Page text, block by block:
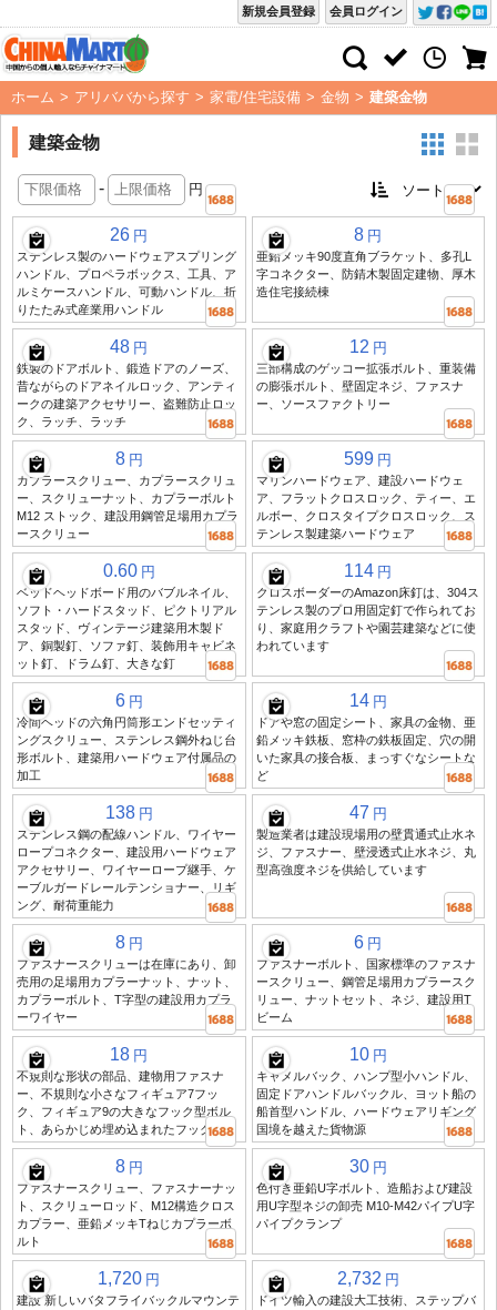
会員ログイン
新規会員登録
ホーム > アリババから探す > 家電/住宅設備 > 金物 > 建築金物
建築金物
- 円
26 円
ステンレス製のハードウェアスプリング
ハンドル、プロペラボックス、工具、ア
ルミケースハンドル、可動ハンドル、折
りたたみ式産業用ハンドル
8 円
亜鉛メッキ90度直角ブラケット、多孔L
字コネクター、防錆木製固定建物、厚木
造住宅接続棟
48 円
鉄製のドアボルト、鍛造ドアのノーズ、
昔ながらのドアネイルロック、アンティ
ークの建築アクセサリー、盗難防止ロッ
ク、ラッチ、ラッチ
12 円
三部構成のゲッコー拡張ボルト、重装備
の膨張ボルト、壁固定ネジ、ファスナ
ー、ソースファクトリー
8 円
カプラースクリュー、カプラースクリュ
ー、スクリューナット、カプラーボルト
M12 ストック、建設用鋼管足場用カプラ
ースクリュー
599 円
マリンハードウェア、建設ハードウェ
ア、フラットクロスロック、ティー、エ
ルボー、クロスタイプクロスロック、ス
テンレス製建築ハードウェア
0.60 円
ベッドヘッドボード用のバブルネイル、
ソフト・ハードスタッド、ピクトリアル
スタッド、ヴィンテージ建築用木製ド
ア、銅製釘、ソファ釘、装飾用キャビネ
ット釘、ドラム釘、大きな釘
114 円
クロスボーダーのAmazon床釘は、304ス
テンレス製のプロ用固定釘で作られてお
り、家庭用クラフトや園芸建築などに使
われています
6 円
冷間ヘッドの六角円筒形エンドセッティ
ングスクリュー、ステンレス鋼外ねじ台
形ボルト、建築用ハードウェア付属品の
加工
14 円
ドアや窓の固定シート、家具の金物、亜
鉛メッキ鉄板、窓枠の鉄板固定、穴の開
いた家具の接合板、まっすぐなシートな
ど
138 円
ステンレス鋼の配線ハンドル、ワイヤー
ロープコネクター、建設用ハードウェア
アクセサリー、ワイヤーロープ継手、ケ
ーブルガードレールテンショナー、リギ
ング、耐荷重能力
47 円
製造業者は建設現場用の壁貫通式止水ネ
ジ、ファスナー、壁浸透式止水ネジ、丸
型高強度ネジを供給しています
8 円
ファスナースクリューは在庫にあり、卸
売用の足場用カプラーナット、ナット、
カプラーボルト、T字型の建設用カプラ
ーワイヤー
6 円
ファスナーボルト、国家標準のファスナ
ースクリュー、鋼管足場用カプラースク
リュー、ナットセット、ネジ、建設用T
ビーム
18 円
不規則な形状の部品、建物用ファスナ
ー、不規則な小さなフィギュア7フッ
ク、フィギュア9の大きなフック型ボル
ト、あらかじめ埋め込まれたフック
10 円
キャメルバック、ハンプ型小ハンドル、
固定ドアハンドルバックル、ヨット船の
船首型ハンドル、ハードウェアリギング
国境を越えた貨物源
8 円
ファスナースクリュー、ファスナーナッ
ト、スクリューロッド、M12構造クロス
カプラー、亜鉛メッキTねじカプラーボ
ルト
30 円
色付き亜鉛U字ボルト、造船および建設
用U字型ネジの卸売 M10-M42パイプU字
パイプクランプ
1,720 円
建設 新しいバタフライバックルマウンテ
2,732 円
ドイツ輸入の建設大工技術、ステップバ